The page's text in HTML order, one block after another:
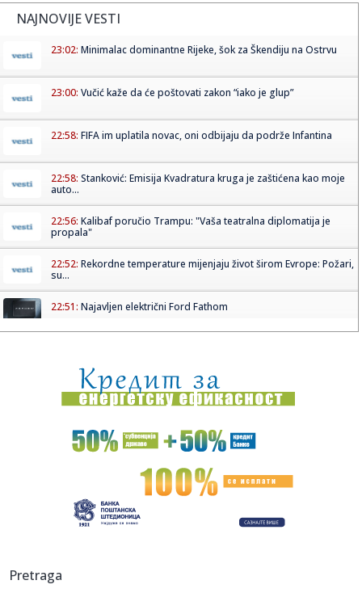
NAJNOVIJE VESTI
23:02: Minimalac dominantne Rijeke, šok za Škendiju na Ostrvu
23:00: Vučić kaže da će poštovati zakon “iako je glup”
22:58: FIFA im uplatila novac, oni odbijaju da podrže Infantina
22:58: Stanković: Emisija Kvadratura kruga je zaštićena kao moje
auto...
22:56: Kalibaf poručio Trampu: "Vaša teatralna diplomatija je
propala"
22:52: Rekordne temperature mijenjaju život širom Evrope: Požari,
su...
22:51: Najavljen električni Ford Fathom
22:49:Štab za vanredne situacije: U većem delu Srbije nema
restrikcij...
22:46:Nazire se katastrofa; Kijev kriv za sve? FOTO/VIDEO
NUNS: Osuđujemo zastrašivanje redakcije A1tv iz Novog
22:43:Slovačka izmerila rekordnu temperaturu od 42,2 stepena
Pretraga